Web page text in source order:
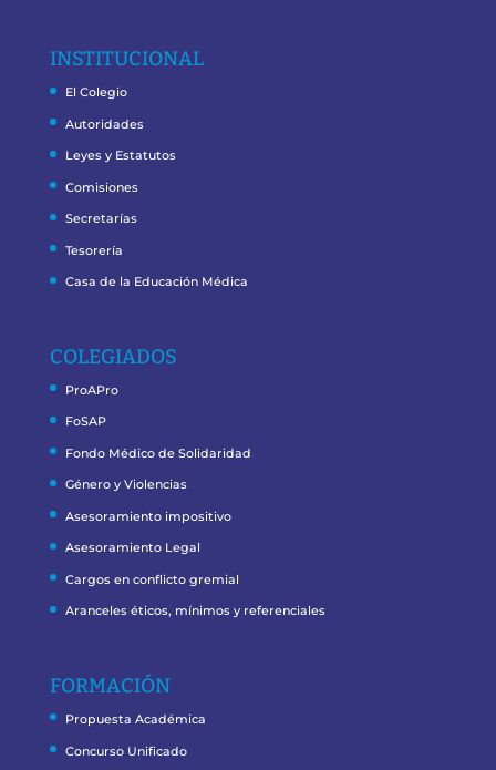
INSTITUCIONAL
El Colegio
Autoridades
Leyes y Estatutos
Comisiones
Secretarías
Tesorería
Casa de la Educación Médica
COLEGIADOS
ProAPro
FoSAP
Fondo Médico de Solidaridad
Género y Violencias
Asesoramiento impositivo
Asesoramiento Legal
Cargos en conflicto gremial
Aranceles éticos, mínimos y referenciales
FORMACIÓN
Propuesta Académica
Concurso Unificado